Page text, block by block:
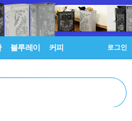
블루레이 커피 로그인